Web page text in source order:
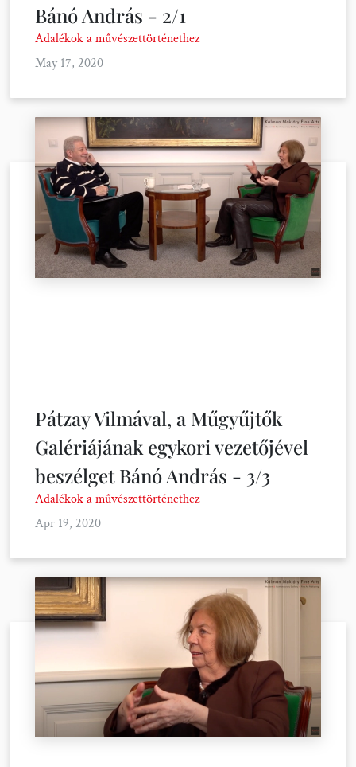
Bánó András - 2/1
Adalékok a művészettörténethez
May 17, 2020
Pátzay Vilmával, a Műgyűjtők
Galériájának egykori vezetőjével
beszélget Bánó András - 3/3
Adalékok a művészettörténethez
Apr 19, 2020